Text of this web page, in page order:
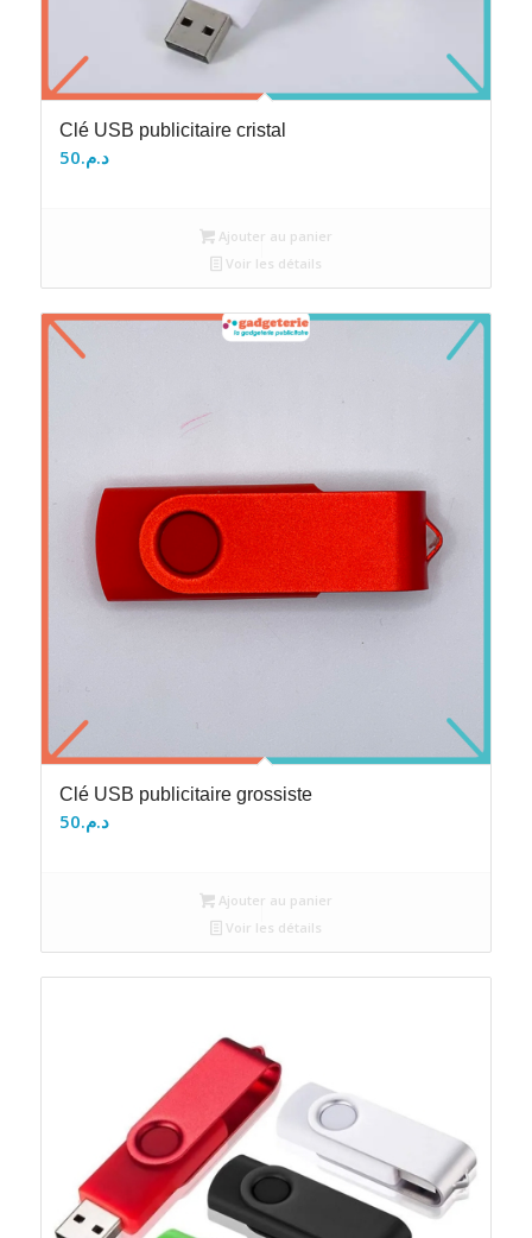
Clé USB publicitaire cristal
د.م.50
Ajouter au panier
Voir les détails
Clé USB publicitaire grossiste
د.م.50
Ajouter au panier
Voir les détails